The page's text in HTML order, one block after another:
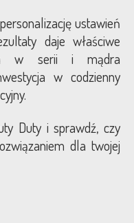
ustawień
daje właściwe
w serii i mądra
w codzienny
Duty i sprawdź, czy
dla twojej